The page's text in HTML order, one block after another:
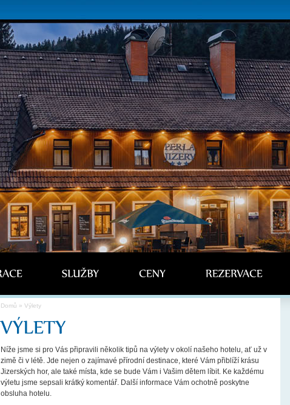
Domů » Výlety
Níže jsme si pro Vás připravili několik tipů na výlety v okolí našeho hotelu, ať už v
zimě či v létě. Jde nejen o zajímavé přírodní destinace, které Vám přiblíží krásu
Jizerských hor, ale také místa, kde se bude Vám i Vašim dětem líbit. Ke každému
výletu jsme sepsali krátký komentář. Další informace Vám ochotně poskytne
obsluha hotelu.